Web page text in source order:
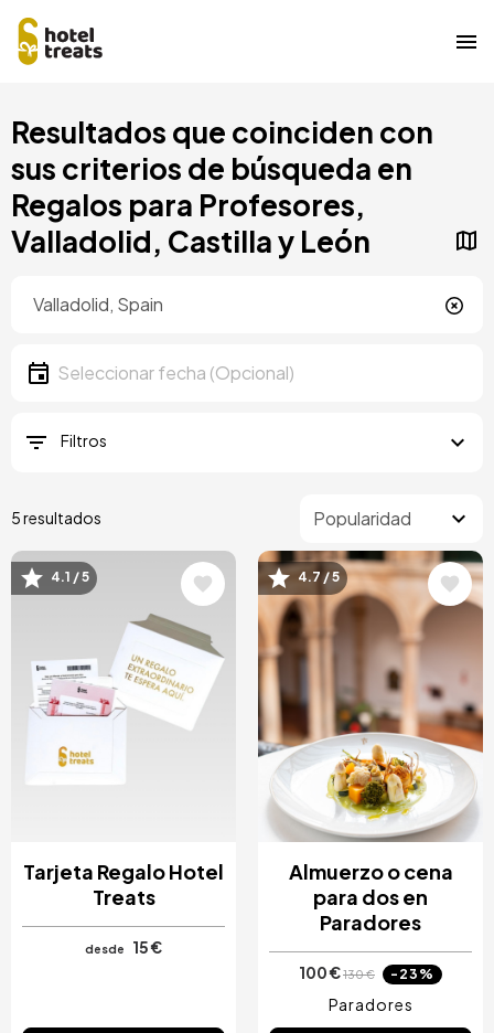
principal
Resultados que coinciden con
sus criterios de búsqueda en
Regalos para Profesores,
Valladolid, Castilla y León
Fecha
Seleccionar fecha
Filtros
5 resultados
Image
4.1 / 5
Tarjeta Regalo Hotel
Treats
desde 15 €
Image
4.7 / 5
Almuerzo o cena
para dos en
Paradores
100 €130 € -23%
Paradores